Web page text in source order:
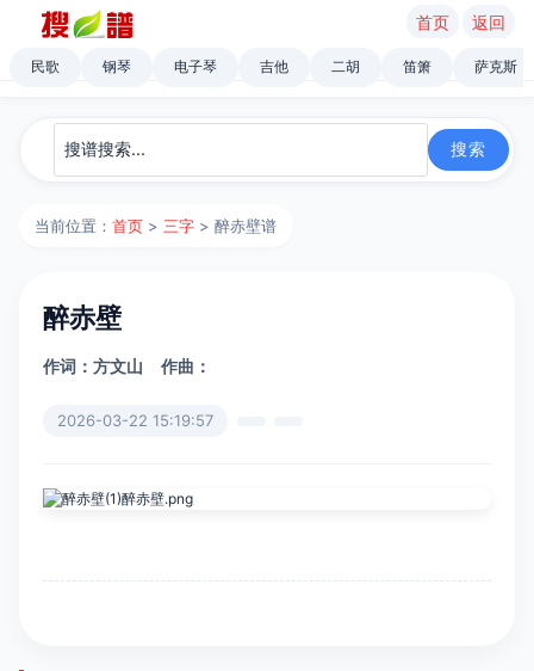
首页 返回
民歌 钢琴 电子琴 吉他 二胡 笛箫 萨克斯
当前位置：首页 > 三字 > 醉赤壁谱
醉赤壁
作词：方文山 作曲：
2026-03-22 15:19:57